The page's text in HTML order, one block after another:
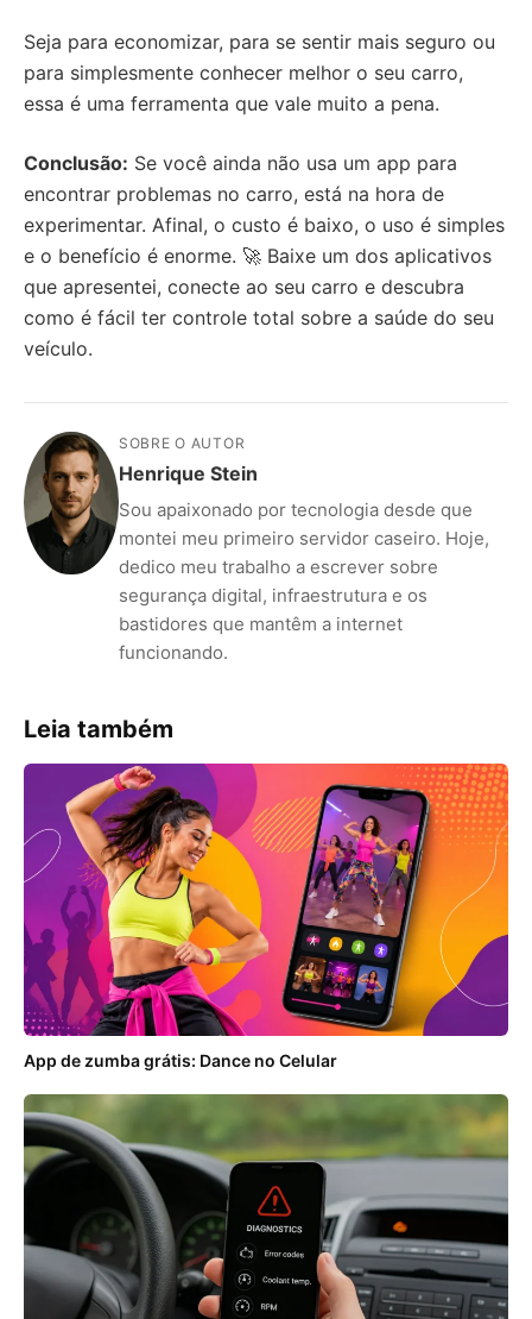
Seja para economizar, para se sentir mais seguro ou
para simplesmente conhecer melhor o seu carro,
essa é uma ferramenta que vale muito a pena.
Conclusão: Se você ainda não usa um app para
encontrar problemas no carro, está na hora de
experimentar. Afinal, o custo é baixo, o uso é simples
e o benefício é enorme. 🚀 Baixe um dos aplicativos
que apresentei, conecte ao seu carro e descubra
como é fácil ter controle total sobre a saúde do seu
veículo.
SOBRE O AUTOR
Henrique Stein
Sou apaixonado por tecnologia desde que
montei meu primeiro servidor caseiro. Hoje,
dedico meu trabalho a escrever sobre
segurança digital, infraestrutura e os
bastidores que mantêm a internet
funcionando.
Leia também
App de zumba grátis: Dance no Celular